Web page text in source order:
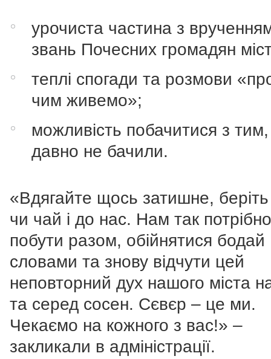
урочиста частина з
звань Почесних громадян
теплі спогади та розмови
чим живемо»;
можливість побачитися з тим,
давно не бачили.
«Вдягайте щось затишне, беріть
чи чай і до нас. Нам так потрібно
побути разом, обійнятися бодай
словами та знову відчути цей
неповторний дух нашого міста
та серед сосен. Сєвєр – це ми.
Чекаємо на кожного з вас!» –
закликали в адміністрації.